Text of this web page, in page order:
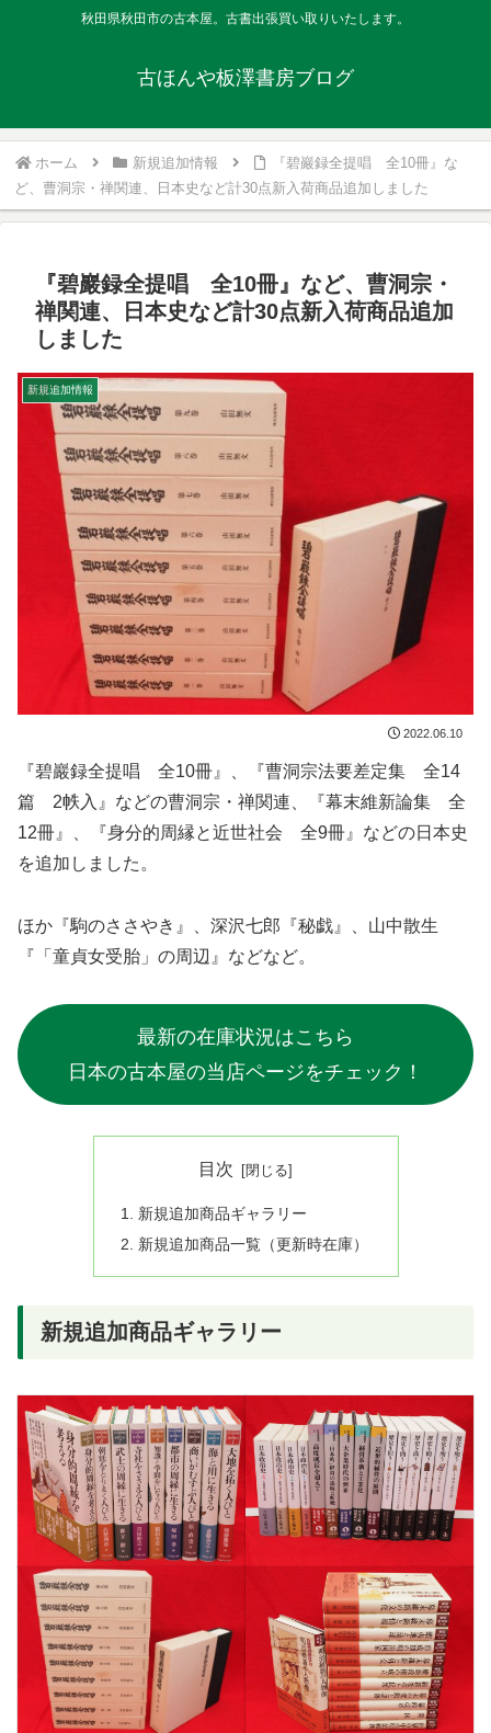
秋田県秋田市の古本屋。古書出張買い取りいたします。
古ほんや板澤書房ブログ
ホーム 新規追加情報
『碧巖録全提唱 全10冊』な
ど、曹洞宗・禅関連、日本史など計30点新入荷商品追加しました
『碧巖録全提唱 全10冊』など、曹洞宗・
禅関連、日本史など計30点新入荷商品追加
しました
新規追加情報
2022.06.10
『碧巖録全提唱 全10冊』、『曹洞宗法要差定集 全14
篇 2帙入』などの曹洞宗・禅関連、『幕末維新論集 全
12冊』、『身分的周縁と近世社会 全9冊』などの日本史
を追加しました。
ほか『駒のささやき』、深沢七郎『秘戯』、山中散生
『「童貞女受胎」の周辺』などなど。
最新の在庫状況はこちら
日本の古本屋の当店ページをチェック！
目次
新規追加商品ギャラリー
新規追加商品一覧（更新時在庫）
新規追加商品ギャラリー